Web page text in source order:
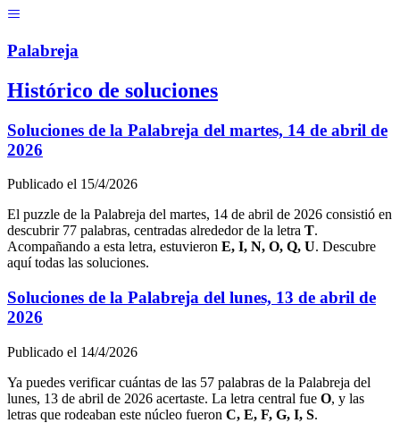
Palabreja
Histórico de soluciones
Soluciones de la Palabreja del martes, 14 de abril de
2026
Publicado el 15/4/2026
El puzzle de la Palabreja del martes, 14 de abril de 2026 consistió en
descubrir 77 palabras, centradas alrededor de la letra T.
Acompañando a esta letra, estuvieron E, I, N, O, Q, U. Descubre
aquí todas las soluciones.
Soluciones de la Palabreja del lunes, 13 de abril de
2026
Publicado el 14/4/2026
Ya puedes verificar cuántas de las 57 palabras de la Palabreja del
lunes, 13 de abril de 2026 acertaste. La letra central fue O, y las
letras que rodeaban este núcleo fueron C, E, F, G, I, S.